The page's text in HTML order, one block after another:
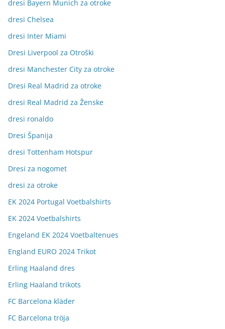
dresi Bayern Munich za otroke
dresi Chelsea
dresi Inter Miami
Dresi Liverpool za Otroški
dresi Manchester City za otroke
Dresi Real Madrid za otroke
dresi Real Madrid za Ženske
dresi ronaldo
Dresi Španija
dresi Tottenham Hotspur
Dresi za nogomet
dresi za otroke
EK 2024 Portugal Voetbalshirts
EK 2024 Voetbalshirts
Engeland EK 2024 Voetbaltenues
England EURO 2024 Trikot
Erling Haaland dres
Erling Haaland trikots
FC Barcelona kläder
FC Barcelona tröja